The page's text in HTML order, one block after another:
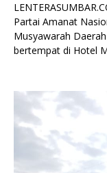
Partai Amanat
Musyawarah
bertempat di Hotel